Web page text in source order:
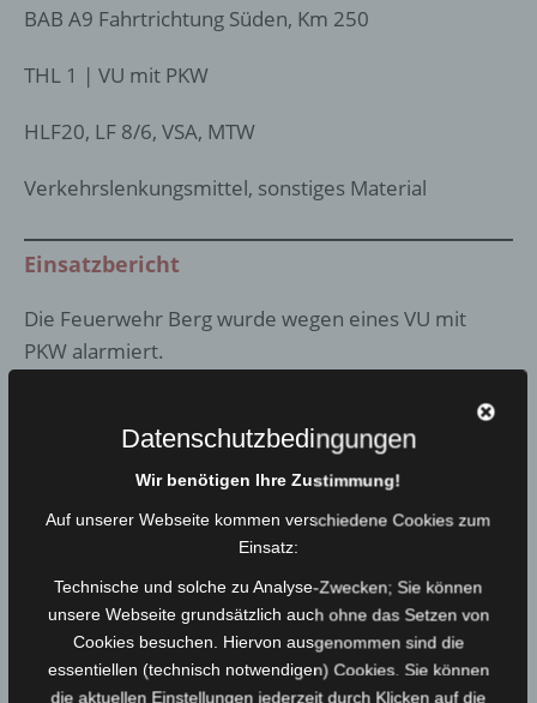
BAB A9 Fahrtrichtung Süden, Km 250
THL 1 | VU mit PKW
HLF20, LF 8/6, VSA, MTW
Verkehrslenkungsmittel, sonstiges Material
Einsatzbericht
Die Feuerwehr Berg wurde wegen eines VU mit
PKW alarmiert.
Berg/Bad Steben in Fahrtrichtung München kam ein
PKW von der Fahrbahn ab, touchierte mehrere
der Anschlussstelle und der Autobahn zum Stehen.
Durch Einsatzkräfte der Feuerwehr wurde der
Verzögerungsstreifen und Abfahrtsbereich von
Erdreich und Trümmerteilen befreit. Mittels Berg
42/1 mit VSA wurde die AS Berg/Bad Steben für die
Datenschutzbedingungen
Wir benötigen Ihre Zustimmung!
Auf unserer Webseite kommen verschiedene Cookies zum
Einsatz:
Technische und solche zu Analyse-Zwecken; Sie können
unsere Webseite grundsätzlich auch ohne das Setzen von
Cookies besuchen. Hiervon ausgenommen sind die
essentiellen (technisch notwendigen) Cookies. Sie können
die aktuellen Einstellungen jederzeit durch Klicken auf die